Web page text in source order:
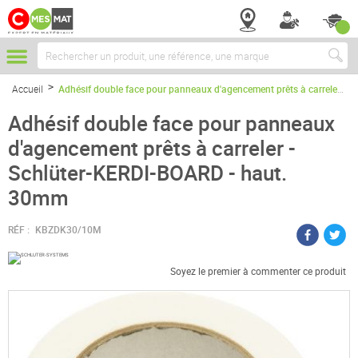
Chercher
Accueil Adhésif double face pour panneaux d'agencement prêts à carreler - Schlüter-KERDI-BOARD - haut. 30mm
Adhésif double face pour panneaux
d'agencement prêts à carreler -
Schlüter-KERDI-BOARD - haut.
30mm
RÉF : KBZDK30/10M
Soyez le premier à commenter ce produit
Passer